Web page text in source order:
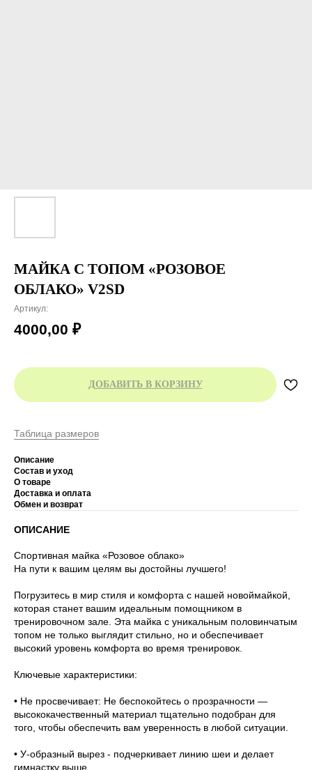
МАЙКА С ТОПОМ «РОЗОВОЕ
ОБЛАКО» V2SD
Артикул:
4000,00 ₽
ДОБАВИТЬ В КОРЗИНУ
Таблица размеров
Описание
Состав и уход
О товаре
Доставка и оплата
Обмен и возврат
ОПИСАНИЕ
Спортивная майка «Розовое облако»
На пути к вашим целям вы достойны лучшего!
Погрузитесь в мир стиля и комфорта с нашей новоймайкой,
которая станет вашим идеальным помощником в
тренировочном зале. Эта майка с уникальным половинчатым
топом не только выглядит стильно, но и обеспечивает
высокий уровень комфорта во время тренировок.
Ключевые характеристики:
• Не просвечивает: Не беспокойтесь о прозрачности —
высококачественный материал тщательно подобран для
того, чтобы обеспечить вам уверенность в любой ситуации.
• У-образный вырез - подчеркивает линию шеи и делает
гимнастку выше.